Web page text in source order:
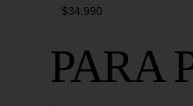
$34.990
PARA